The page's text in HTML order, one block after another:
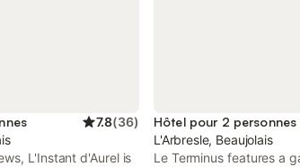
7.8(36)
L'Instant d'Aurel is
Hôtel pour 2 personnes
L'Arbresle, Beaujolais
Le Terminus features a